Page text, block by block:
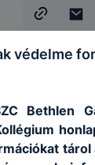
HÍREK
védelme
Bethlen
tárol